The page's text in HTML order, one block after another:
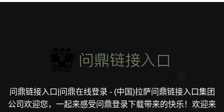
问鼎链接入口|问鼎在线登录 - (中国)拉萨问鼎链接入口集团
公司欢迎您，一起来感受问鼎登录下载带来的快乐！欢迎来